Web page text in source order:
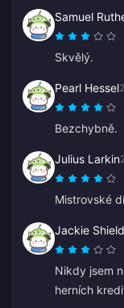
Samuel
Skvělý.
Pearl Hessel
Bezchybně.
Julius Larkin
Mistrovské
Jackie
Nikdy jsem
herních